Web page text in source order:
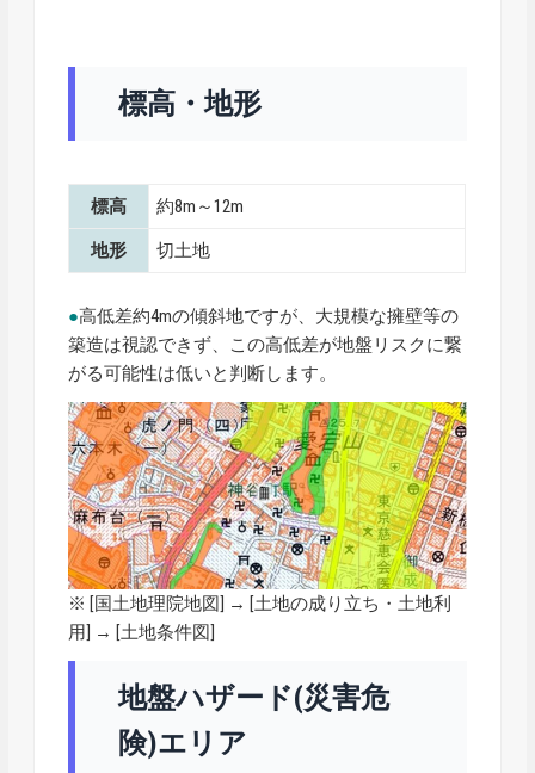
標高・地形
標高 約8m～12m
地形 切土地
●高低差約4mの傾斜地ですが、大規模な擁壁等の
築造は視認できず、この高低差が地盤リスクに繋
がる可能性は低いと判断します。
※ [国土地理院地図] → [土地の成り立ち・土地利
用] → [土地条件図]
地盤ハザード(災害危
険)エリア